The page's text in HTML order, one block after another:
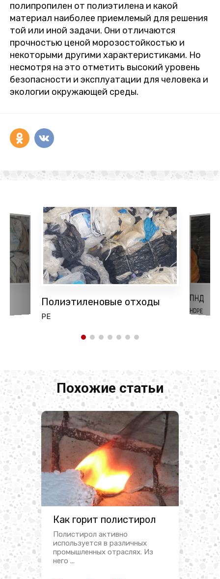
полипропилен от полиэтилена и какой
материал наиболее приемлемый для решения
той или иной задачи. Они отличаются
прочностью ценой морозостойкостью и
некоторыми другими характеристиками. Но
несмотря на это отметить высокий уровень
безопасности и эксплуатации для человека и
экологии окружающей среды.
Полиэтиленовые отходы
PE
ПНД
HDPE
Похожие статьи
Как горит полистирол
Полистирол активно
используется в различных
промышленных отраслях. Из
него ...